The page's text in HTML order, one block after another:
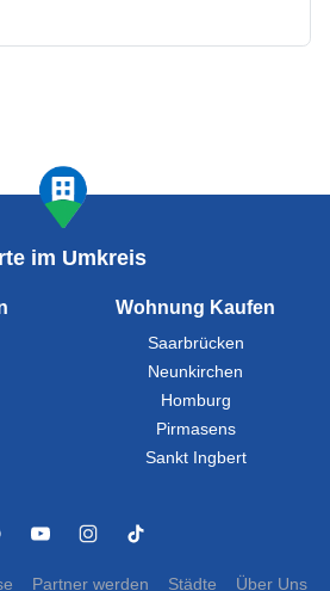
im Umkreis
Wohnung Kaufen
Saarbrücken
Neunkirchen
Homburg
Pirmasens
Sankt Ingbert
Partner werden Städte Über Uns